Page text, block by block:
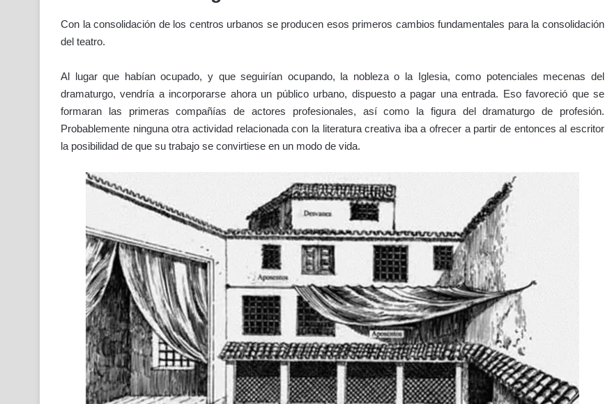
Con la consolidación de los centros urbanos se producen esos primeros cambios fundamentales para la consolidación
del teatro.
Al lugar que habían ocupado, y que seguirían ocupando, la nobleza o la Iglesia, como potenciales mecenas del
dramaturgo, vendría a incorporarse ahora un público urbano, dispuesto a pagar una entrada. Eso favoreció que se
formaran las primeras compañías de actores profesionales, así como la figura del dramaturgo de profesión.
Probablemente ninguna otra actividad relacionada con la literatura creativa iba a ofrecer a partir de entonces al escritor
la posibilidad de que su trabajo se convirtiese en un modo de vida.